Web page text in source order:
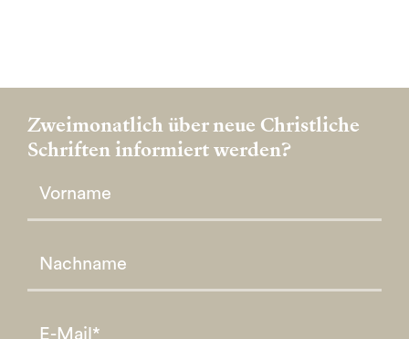
Zweimonatlich über neue Christliche
Schriften informiert werden?